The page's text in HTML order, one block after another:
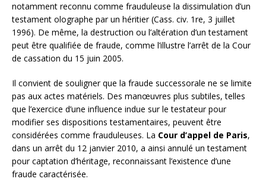
notamment reconnu comme frauduleuse la dissimulation d’un
testament olographe par un héritier (Cass. civ. 1re, 3 juillet
1996). De même, la destruction ou l’altération d’un testament
peut être qualifiée de fraude, comme l’illustre l’arrêt de la Cour
de cassation du 15 juin 2005.
Il convient de souligner que la fraude successorale ne se limite
pas aux actes matériels. Des manœuvres plus subtiles, telles
que l’exercice d’une influence indue sur le testateur pour
modifier ses dispositions testamentaires, peuvent être
considérées comme frauduleuses. La Cour d’appel de Paris,
dans un arrêt du 12 janvier 2010, a ainsi annulé un testament
pour captation d’héritage, reconnaissant l’existence d’une
fraude caractérisée.